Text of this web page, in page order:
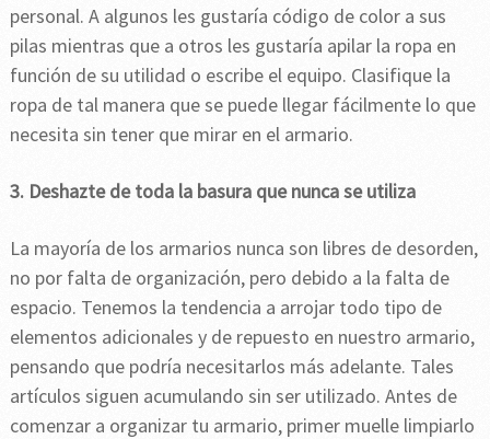
personal. A algunos les gustaría código de color a sus
pilas mientras que a otros les gustaría apilar la ropa en
función de su utilidad o escribe el equipo. Clasifique la
ropa de tal manera que se puede llegar fácilmente lo que
necesita sin tener que mirar en el armario.
3. Deshazte de toda la basura que nunca se utiliza
La mayoría de los armarios nunca son libres de desorden,
no por falta de organización, pero debido a la falta de
espacio. Tenemos la tendencia a arrojar todo tipo de
elementos adicionales y de repuesto en nuestro armario,
pensando que podría necesitarlos más adelante. Tales
artículos siguen acumulando sin ser utilizado. Antes de
comenzar a organizar tu armario, primer muelle limpiarlo